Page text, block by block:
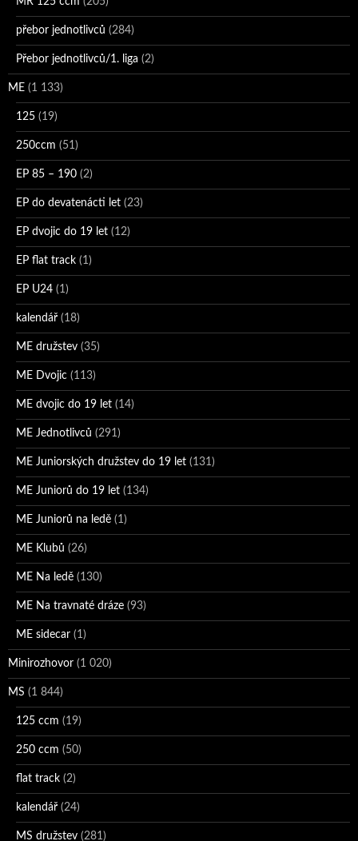
přebor jednotlivců (284)
Přebor jednotlivců/1. liga (2)
ME (1 133)
125 (19)
250ccm (51)
EP 85 – 190 (2)
EP do devatenácti let (23)
EP dvojic do 19 let (12)
EP flat track (1)
EP U24 (1)
kalendář (18)
ME družstev (35)
ME Dvojic (113)
ME dvojic do 19 let (14)
ME Jednotlivců (291)
ME Juniorských družstev do 19 let (131)
ME Juniorů do 19 let (134)
ME Juniorů na ledě (1)
ME Klubů (26)
ME Na ledě (130)
ME Na travnaté dráze (93)
ME sidecar (1)
Minirozhovor (1 020)
MS (1 844)
125 ccm (19)
250 ccm (50)
flat track (2)
kalendář (24)
MS družstev (281)